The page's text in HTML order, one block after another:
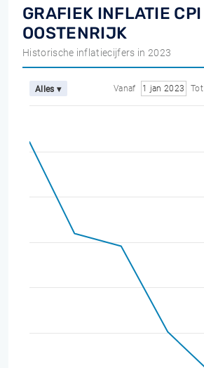
GRAFIEK INFLATIE CPI
OOSTENRIJK
Historische inflatiecijfers in 2023
Alles ▾ Vanaf 1 jan 2023 Tot